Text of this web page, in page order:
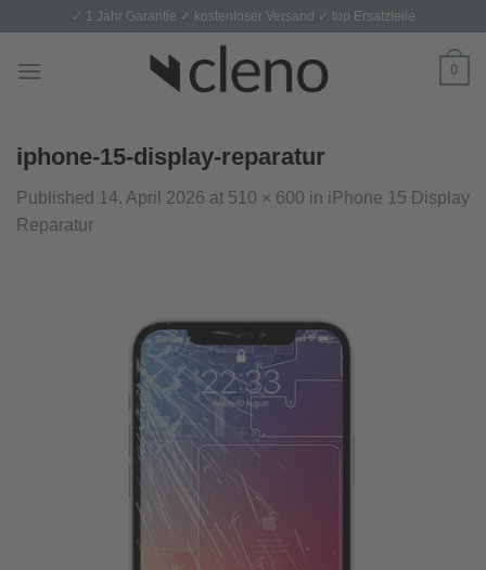
content
✓ 1 Jahr Garantie ✓ kostenloser Versand ✓ top Ersatzteile
0
iphone-15-display-reparatur
Published 14. April 2026 at 510 × 600 in iPhone 15 Display
Reparatur